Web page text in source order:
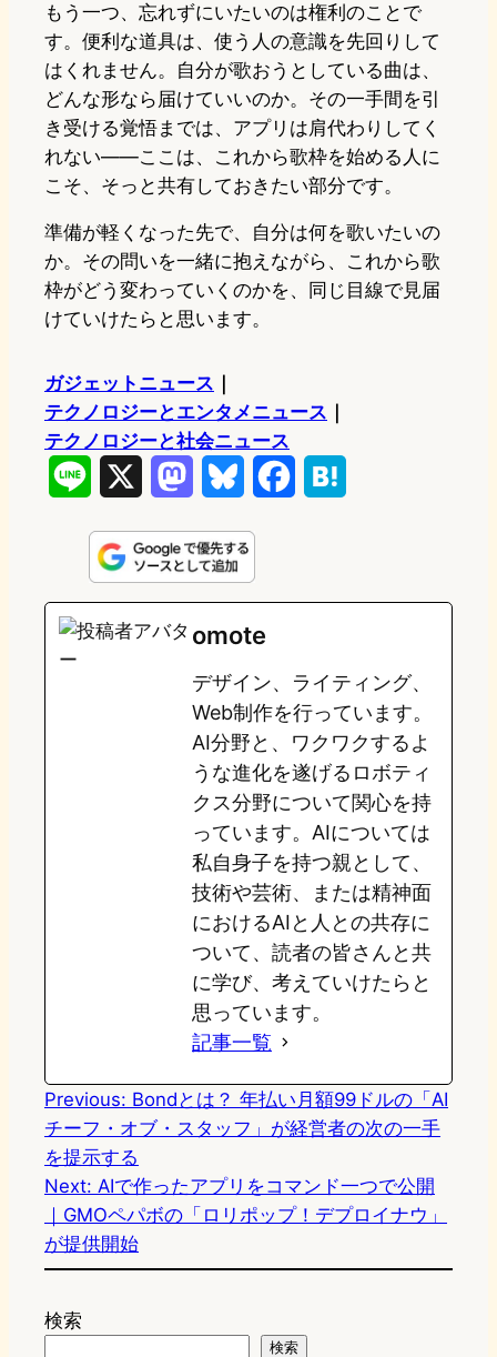
もう一つ、忘れずにいたいのは権利のことで
す。便利な道具は、使う人の意識を先回りして
はくれません。自分が歌おうとしている曲は、
どんな形なら届けていいのか。その一手間を引
き受ける覚悟までは、アプリは肩代わりしてく
れない——ここは、これから歌枠を始める人に
こそ、そっと共有しておきたい部分です。
準備が軽くなった先で、自分は何を歌いたいの
か。その問いを一緒に抱えながら、これから歌
枠がどう変わっていくのかを、同じ目線で見届
けていけたらと思います。
ガジェットニュース
テクノロジーとエンタメニュース
テクノロジーと社会ニュース
n
e
s
t
o
d
o
n
u
e
s
y
e
o
o
k
e
a
omote
デザイン、ライティング、
Web制作を行っています。
AI分野と、ワクワクするよ
うな進化を遂げるロボティ
クス分野について関心を持
っています。AIについては
私自身子を持つ親として、
技術や芸術、または精神面
におけるAIと人との共存に
ついて、読者の皆さんと共
に学び、考えていけたらと
思っています。
記事一覧
Previous: Bondとは？ 年払い月額99ドルの「AI
チーフ・オブ・スタッフ」が経営者の次の一手
を提示する
Next: AIで作ったアプリをコマンド一つで公開
｜GMOペパボの「ロリポップ！デプロイナウ」
が提供開始
検索
検索